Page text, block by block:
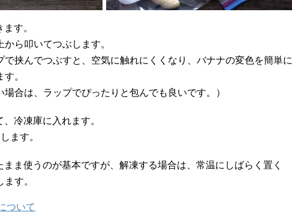
ます。
ら叩いてつぶします。
で挟んでつぶすと、空気に触れにくくなり、バナナの変色を簡単に
。
場合は、ラップでぴったりと包んでも良いです。）
、冷凍庫に入れます。
ます。
す。
ついて